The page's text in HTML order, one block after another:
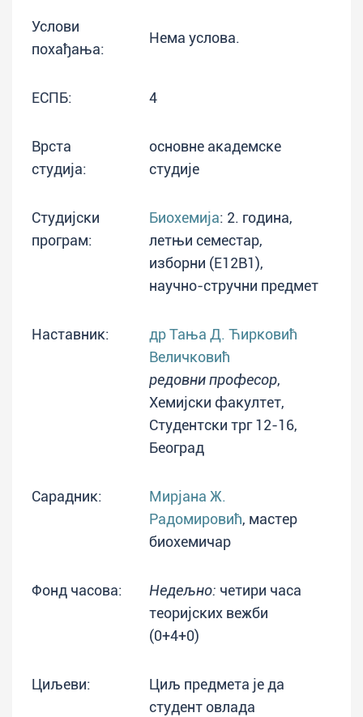
Услови
похађања:
Нема услова.
ЕСПБ: 4
Врста
студија:
основне академске
студије
Студијски
програм:
Биохемија: 2. година,
летњи семестар,
изборни (E12B1),
научно-стручни предмет
Наставник:
др Тања Д. Ћирковић
Величковић
редовни професор,
Хемијски факултет,
Студентски трг 12-16,
Београд
Сарадник:
Мирјана Ж.
Радомировић, мастер
биохемичар
Фонд часова: Недељно: четири часа
теоријских вежби
(0+4+0)
Циљеви:
Циљ предмета је да
студент овлада